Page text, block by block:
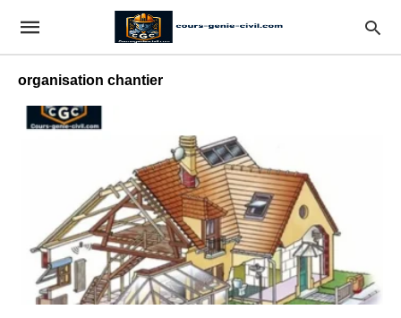
organisation chantier